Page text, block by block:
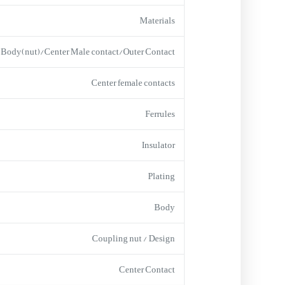
Materials
Body(nut)/Center Male contact/Outer Contact
Center female contacts
Ferrules
Insulator
Plating
Body
Coupling nut / Design
Center Contact